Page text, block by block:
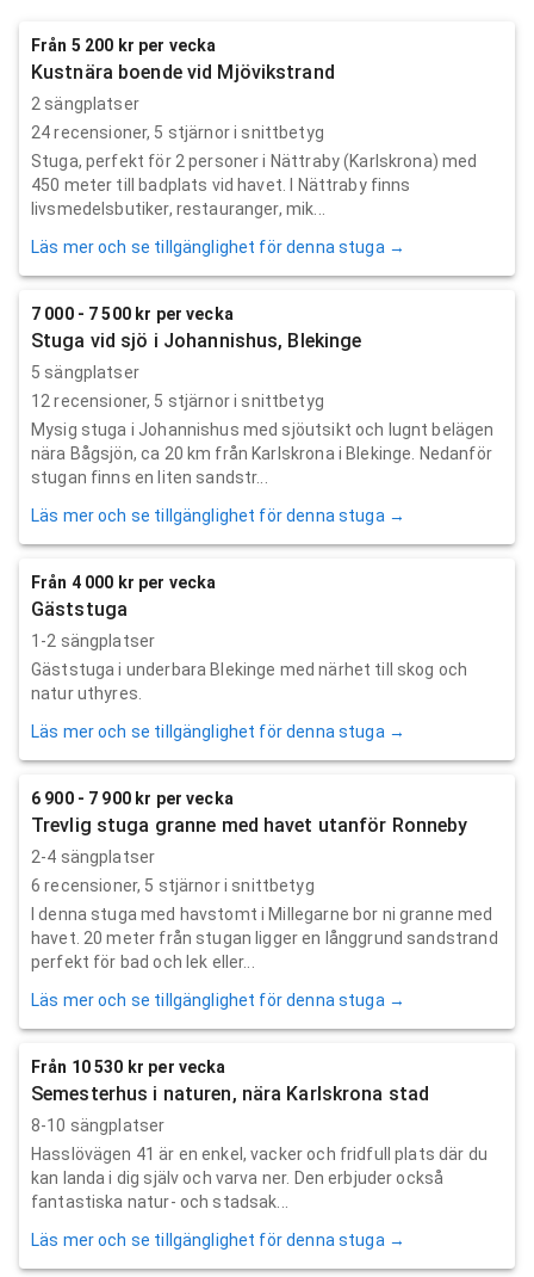
Från 5 200 kr per vecka
Kustnära boende vid Mjövikstrand
2 sängplatser
24recensioner, 5 stjärnor i snittbetyg
Stuga, perfekt för 2 personer i Nättraby (Karlskrona) med
450 meter till badplats vid havet. I Nättraby finns
livsmedelsbutiker, restauranger, mik...
Läs mer och se tillgänglighet för denna stuga →
7 000 - 7 500 kr per vecka
Stuga vid sjö i Johannishus, Blekinge
5 sängplatser
12 recensioner, 5 stjärnor i snittbetyg
Mysig stuga i Johannishus med sjöutsikt och lugnt belägen
nära Bågsjön, ca 20 km från Karlskrona i Blekinge. Nedanför
stugan finns en liten sandstr...
Läs mer och se tillgänglighet för denna stuga →
Från 4 000 kr per vecka
Gäststuga
1-2 sängplatser
Gäststuga i underbara Blekinge med närhet till skog och
natur uthyres.
Läs mer och se tillgänglighet för denna stuga →
6 900 - 7 900 kr per vecka
Trevlig stuga granne med havet utanför Ronneby
2-4 sängplatser
6 recensioner, 5 stjärnor i snittbetyg
I denna stuga med havstomt i Millegarne bor ni granne med
havet. 20 meter från stugan ligger en långgrund sandstrand
perfekt för bad och lek eller...
Läs mer och se tillgänglighet för denna stuga →
Från 10 530 kr per vecka
Semesterhus i naturen, nära Karlskrona stad
8-10 sängplatser
Hasslövägen 41 är en enkel, vacker och fridfull plats där du
kan landa i dig själv och varva ner. Den erbjuder också
fantastiska natur- och stadsak...
Läs mer och se tillgänglighet för denna stuga →